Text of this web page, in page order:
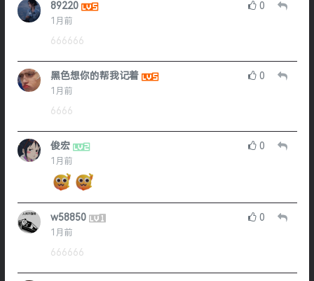
89220
1月前
0
666666
黑色想你的帮我记着
1月前
0
6666
俊宏
1月前
0
w58850
1月前
0
666666